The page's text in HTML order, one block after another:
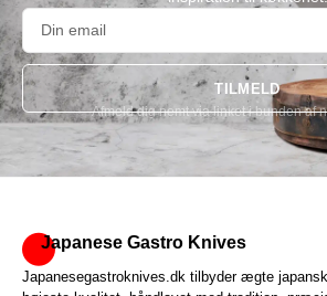
TILMELD
Alternative:
Afmeld dig nemt via linket i bunden af
Japanese Gastro Knives
Japanesegastroknives.dk tilbyder ægte